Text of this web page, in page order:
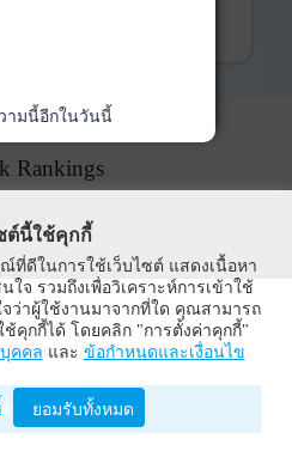
Rankings
Limited
ป WealthMagik
ามนี้อีกในวันนี้
ต์นี้ใช้คุกกี้
ที่ดีในการใช้เว็บไซต์ แสดงเนื้อหา
จ รวมถึงเพื่อวิเคราะห์การเข้าใช้
ว่าผู้ใช้งานมาจากที่ใด คุณสามารถ
ช้คุกกี้ได้ โดยคลิก "การตั้งค่าคุกกี้"
คคล และ ข้อกำหนดและเงื่อนไข
ยอมรับทั้งหมด